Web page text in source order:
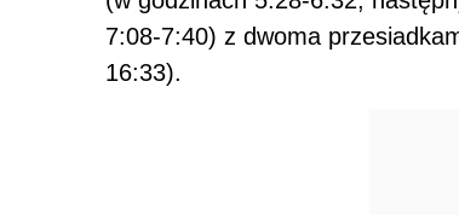
7:08-7:40) z dwoma
16:33).